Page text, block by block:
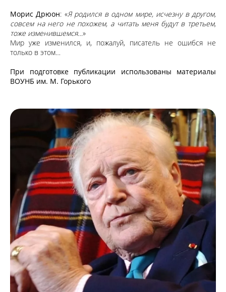
Морис Дрюон: «Я родился в одном мире, исчезну в другом,
совсем на него не похожем, а читать меня будут в третьем,
тоже изменившемся…»
Мир уже изменился, и, пожалуй, писатель не ошибся не
только в этом…
При подготовке публикации использованы материалы
ВОУНБ им. М. Горького